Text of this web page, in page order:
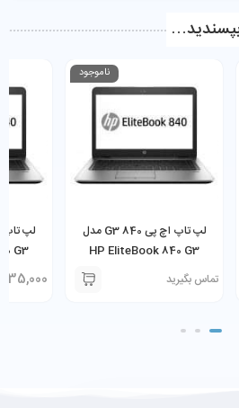
ناموجود
لپ تاپ اچ پی 840 G3 مدل
HP EliteBook 840 G3
تماس بگیرید
G3